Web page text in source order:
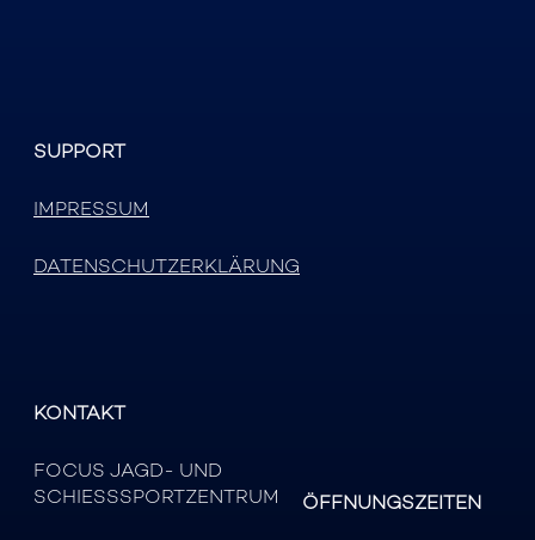
SUPPORT
IMPRESSUM
DATENSCHUTZERKLÄRUNG
KONTAKT
FOCUS JAGD- UND
SCHIESSSPORTZENTRUM
ÖFFNUNGSZEITEN